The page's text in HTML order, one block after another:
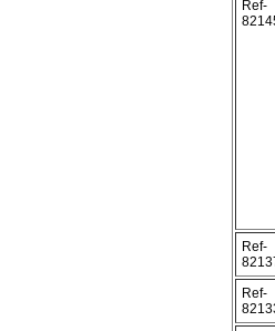
Ref-
Ref-
Ref-